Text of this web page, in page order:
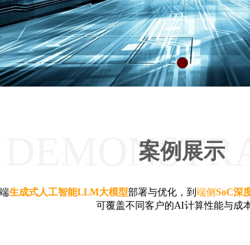
案例展示
生成式人工智能LLM大模型部署与优化，到 端侧 SoC深
可覆盖不同客户的AI计算性能与成